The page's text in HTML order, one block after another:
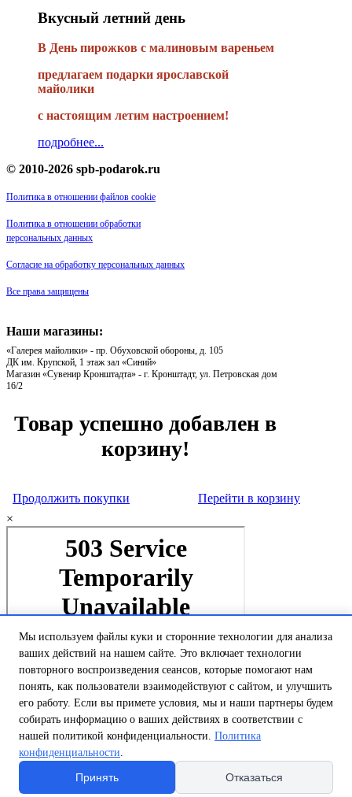
Вкусный летний день
В День пирожков с малиновым вареньем
предлагаем подарки ярославской
майолики
с настоящим летим настроением!
подробнее...
© 2010-2026 spb-podarok.ru
Политика в отношении файлов cookie
Политика в отношении обработки
персональных данных
Согласие на обработку персональных данных
Все права защищены
Наши магазины:
«Галерея майолики» - пр. Обуховской обороны, д. 105
ДК им. Крупской, 1 этаж зал «Синий»
Магазин «Сувенир Кронштадта» - г. Кронштадт, ул. Петровская дом
16/2
Товар успешно добавлен в
корзину!
Продолжить покупки
Перейти в корзину
×
Мы используем файлы куки и сторонние технологии для анализа
ваших действий на нашем сайте. Это включает технологии
повторного воспроизведения сеансов, которые помогают нам
понять, как пользователи взаимодействуют с сайтом, и улучшить
его работу. Если вы примете условия, мы и наши партнеры будем
собирать информацию о ваших действиях в соответствии с
нашей политикой конфиденциальности. Политика
конфиденциальности.
Принять Отказаться